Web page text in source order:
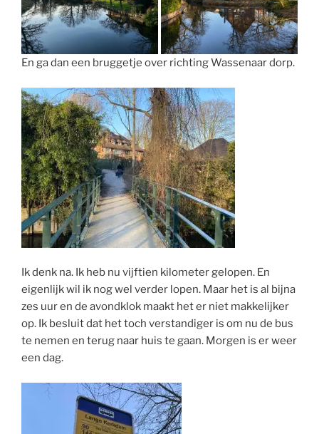
En ga dan een bruggetje over richting Wassenaar dorp.
Ik denk na. Ik heb nu vijftien kilometer gelopen. En
eigenlijk wil ik nog wel verder lopen. Maar het is al bijna
zes uur en de avondklok maakt het er niet makkelijker
op. Ik besluit dat het toch verstandiger is om nu de bus
te nemen en terug naar huis te gaan. Morgen is er weer
een dag.